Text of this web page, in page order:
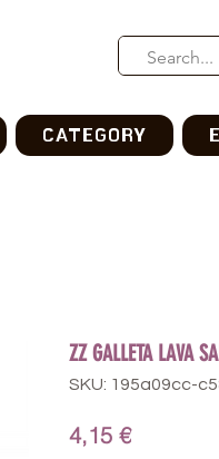
CATEGORY
ZZ GALLETA LAVA
SKU: 195a09cc-
4,15 €Precio